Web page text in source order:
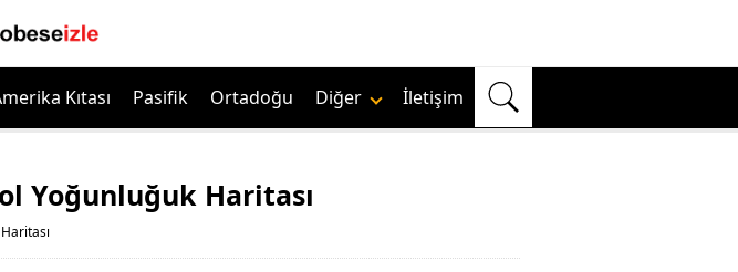
Kıtası Pasifik Ortadoğu Diğer İletişim
Yoğunluğuk Haritası